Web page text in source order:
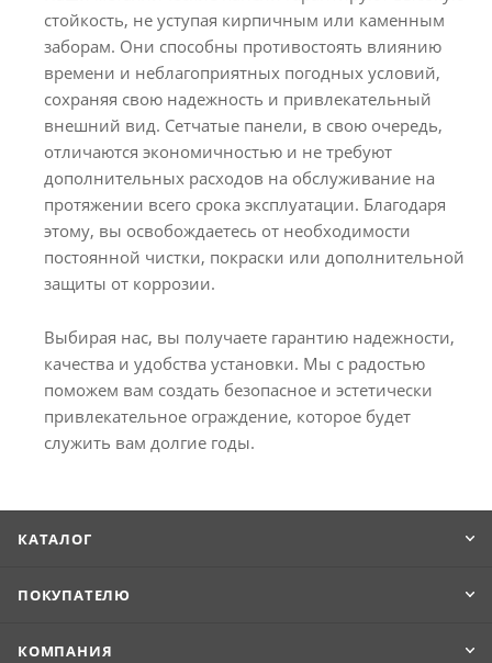
стойкость, не уступая кирпичным или каменным
заборам. Они способны противостоять влиянию
времени и неблагоприятных погодных условий,
сохраняя свою надежность и привлекательный
внешний вид. Сетчатые панели, в свою очередь,
отличаются экономичностью и не требуют
дополнительных расходов на обслуживание на
протяжении всего срока эксплуатации. Благодаря
этому, вы освобождаетесь от необходимости
постоянной чистки, покраски или дополнительной
защиты от коррозии.
Выбирая нас, вы получаете гарантию надежности,
качества и удобства установки. Мы с радостью
поможем вам создать безопасное и эстетически
привлекательное ограждение, которое будет
служить вам долгие годы.
КАТАЛОГ
ПОКУПАТЕЛЮ
КОМПАНИЯ